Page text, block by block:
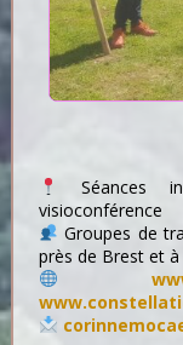
Séances
visioconférence
Groupes de
près de Brest et